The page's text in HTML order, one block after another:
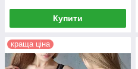
Купити
краща ціна